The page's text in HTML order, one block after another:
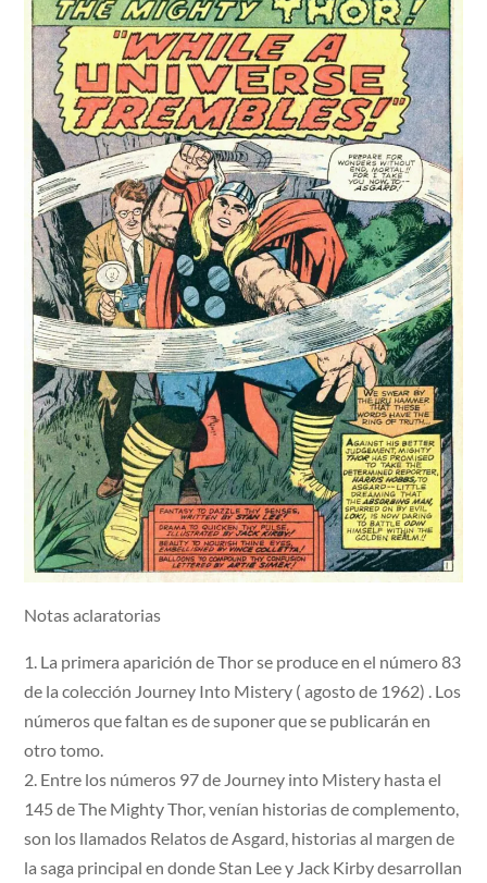
Notas aclaratorias
1. La primera aparición de Thor se produce en el número 83
de la colección Journey Into Mistery ( agosto de 1962) . Los
números que faltan es de suponer que se publicarán en
otro tomo.
2. Entre los números 97 de Journey into Mistery hasta el
145 de The Mighty Thor, venían historias de complemento,
son los llamados Relatos de Asgard, historias al margen de
la saga principal en donde Stan Lee y Jack Kirby desarrollan